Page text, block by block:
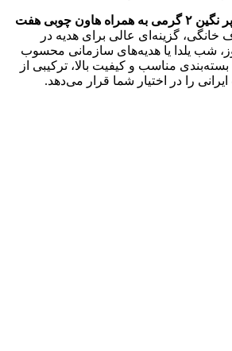
پک کادویی زعفران سوپر نگین ۲ گرمی به همراه هاون چوبی هفت
خانگی، گزینه‌ای عالی برای هدیه در
شب یلدا یا هدیه‌های سازمانی محسوب
مناسب و کیفیت بالا، ترکیبی از
را در اختیار شما قرار می‌دهد.